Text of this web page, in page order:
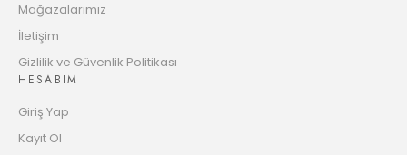
12
Mağazalarımız
İletişim
Gizlilik ve Güvenlik Politikası
HESABIM
Giriş Yap
Kayıt Ol